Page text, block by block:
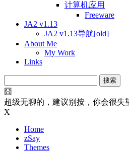
计算机应用
Freeware
JA2 v1.13
JA2 v1.13导航[old]
About Me
My Work
Links
索：
囧
超级无聊的，建议别按，你会很失
X
Home
zSay
Themes